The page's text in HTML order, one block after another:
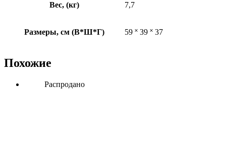
Вес, (кг) 7,7
Размеры, см (В*Ш*Г) 59 ˟ 39 ˟ 37
Похожие
Распродано